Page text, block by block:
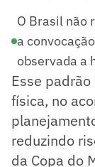
O Brasil não
a
observada a
Esse
física, no
reduzindo
da Copa do